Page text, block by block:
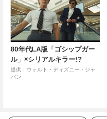
80年代LA版「ゴシップガー
ル」×シリアルキラー!?
提供：ウォルト・ディズニー・ジャ
パン